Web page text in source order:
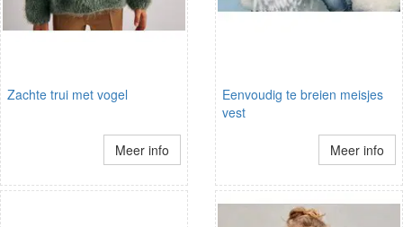
Zachte trui met vogel
Meer info
Eenvoudig te breien meisjes
vest
Meer info